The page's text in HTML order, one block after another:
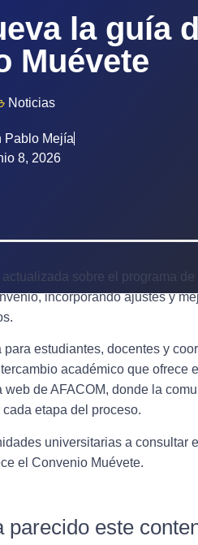
la guía
Muévete
Noticias
Pablo Mejía
8, 2026
sobre el programa de
incorporando ajustes y
estudiantes, docentes y
académico que ofrece
de AFACOM, donde la
etapa del proceso.
universitarias a consultar
el Convenio Muévete.
este